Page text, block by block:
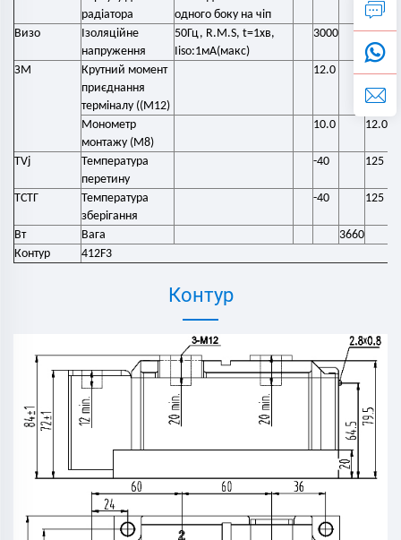
радіатора
одного боку на чіп
Визо
Ізоляційне
напруження
50Гц, R.M.S, t=1хв,
Iiso:1мА(макс)
3000
ЗМ
Крутний момент
приєднання
терміналу ((M12)
12.0
Монометр
монтажу (M8)
10.0 12.0
TVj
Температура
перетину
-40 125
ТСТГ
Температура
зберігання
-40 125
Вт Вага 3660
Контур
412F3
Контур